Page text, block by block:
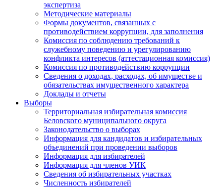
экспертиза
Методические материалы
Формы документов, связанных с
противодействием коррупции, для заполнения
Комиссия по соблюдению требований к
служебному поведению и урегулированию
конфликта интересов (аттестационная комиссия)
Комиссия по противодействию коррупции
Сведения о доходах, расходах, об имуществе и
обязательствах имущественного характера
Доклады и отчеты
Выборы
Территориальная избирательная комиссия
Беловского муниципального округа
Законодательство о выборах
Информация для кандидатов и избирательных
объединений при проведении выборов
Информация для избирателей
Информация для членов УИК
Сведения об избирательных участках
Численность избирателей